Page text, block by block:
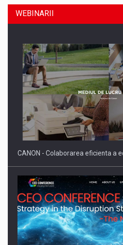
Producatorii si comerciantii care nu
reglementari…
WEBINARII
CANON - Colaborarea eficienta a